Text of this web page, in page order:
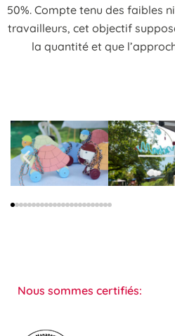
50%. Compte tenu des faibles
travailleurs, cet objectif
la quantité et que
Nous sommes certifiés: